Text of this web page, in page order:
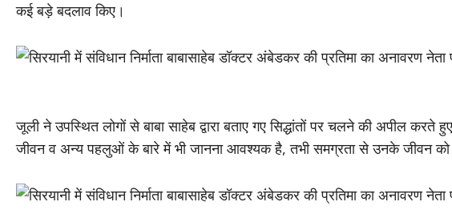
कई बड़े बदलाव किए।
जूली ने उपस्थित लोगों से बाबा साहेब द्वारा बताए गए सिद्धांतों पर चलने की अपील
जीवन व अन्य पहलुओं के बारे में भी जानना आवश्यक है, तभी समग्रता से उनके जीवन